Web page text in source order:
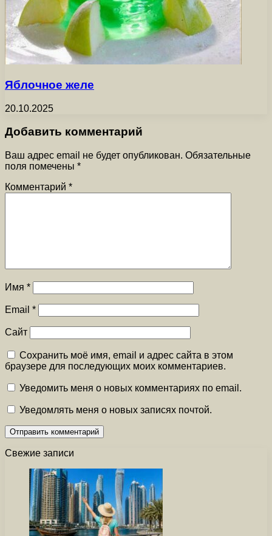
Яблочное желе
20.10.2025
Добавить комментарий
Ваш адрес email не будет опубликован. Обязательные
поля помечены *
Комментарий *
Имя *
Email *
Сайт
Сохранить моё имя, email и адрес сайта в этом
браузере для последующих моих комментариев.
Уведомить меня о новых комментариях по email.
Уведомлять меня о новых записях почтой.
Свежие записи